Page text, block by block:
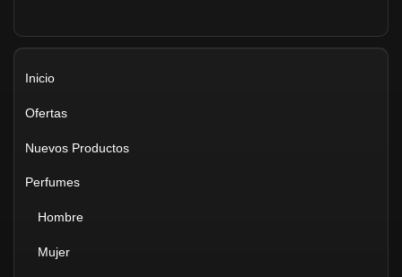
Inicio
Ofertas
Nuevos Productos
Perfumes
Hombre
Mujer